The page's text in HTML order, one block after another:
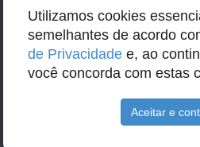
E-mail:
Utilizamos cookies
semelhantes de acordo
de Privacidade e, ao
você concorda com estas
Aceitar e